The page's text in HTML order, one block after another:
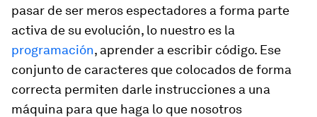
pasar de ser meros espectadores a forma parte
activa de su evolución, lo nuestro es la
programación, aprender a escribir código. Ese
conjunto de caracteres que colocados de forma
correcta permiten darle instrucciones a una
máquina para que haga lo que nosotros